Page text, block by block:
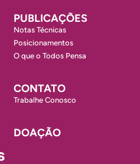
PUBLICAÇÕES
Notas Técnicas
Posicionamentos
O que o Todos Pensa
CONTATO
Trabalhe Conosco
DOAÇÃO